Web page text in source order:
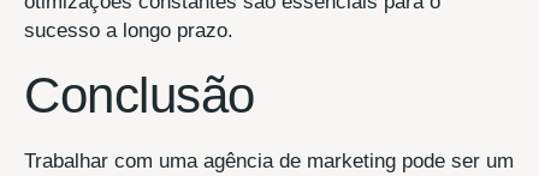
sucesso a longo prazo.
Conclusão
Trabalhar com uma agência de marketing pode ser um